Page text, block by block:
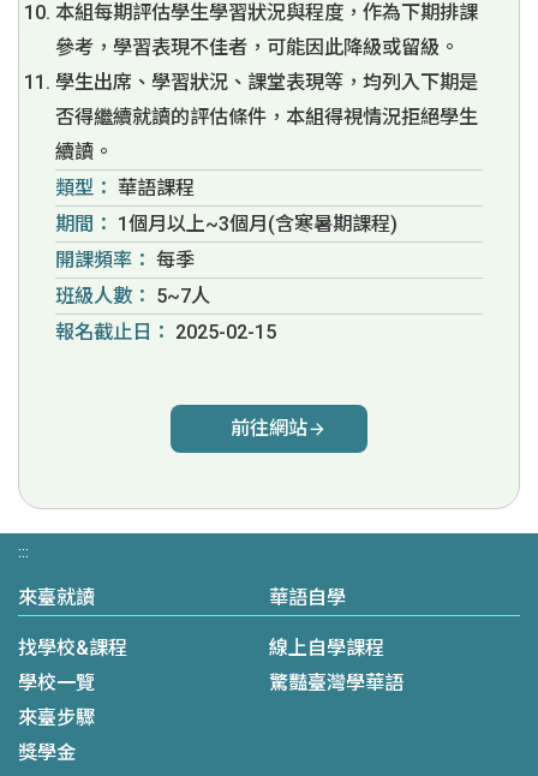
本組每期評估學生學習狀況與程度，作為下期排課
參考，學習表現不佳者，可能因此降級或留級。
學生出席、學習狀況、課堂表現等，均列入下期是
否得繼續就讀的評估條件，本組得視情況拒絕學生
續讀。
類型： 華語課程
期間： 1個月以上~3個月(含寒暑期課程)
開課頻率： 每季
班級人數： 5~7人
報名截止日： 2025-02-15
前往網站
:::
來臺就讀
找學校&課程
學校一覽
來臺步驟
獎學金
華語自學
線上自學課程
驚豔臺灣學華語